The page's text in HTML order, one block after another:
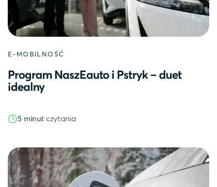
E-MOBILNOŚĆ
Program NaszEauto i Pstryk – duet
idealny
5 minutczytania